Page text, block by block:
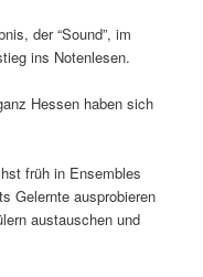
der “Sound”, im
ins Notenlesen.
Hessen haben sich
früh in Ensembles
Gelernte ausprobieren
austauschen und